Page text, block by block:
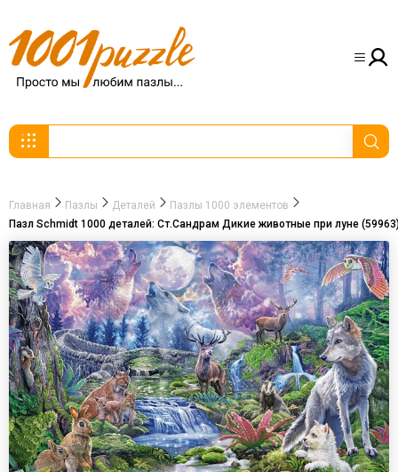
Главная Пазлы Деталей
Пазлы 1000 элементов
Пазл Schmidt 1000 деталей: Ст.Сандрам Дикие животные при луне